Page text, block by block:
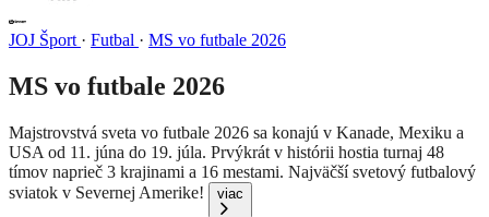
JOJ Šport · Futbal · MS vo futbale 2026
MS vo futbale 2026
Majstrovstvá sveta vo futbale 2026 sa konajú v Kanade, Mexiku a
USA od 11. júna do 19. júla. Prvýkrát v histórii hostia turnaj 48
tímov naprieč 3 krajinami a 16 mestami. Najväčší svetový futbalový
sviatok v Severnej Amerike!
viac